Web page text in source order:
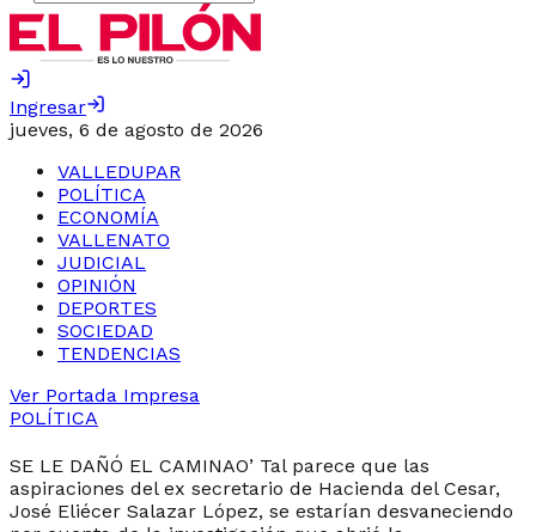
Ingresar
jueves, 6 de agosto de 2026
VALLEDUPAR
POLÍTICA
ECONOMÍA
VALLENATO
JUDICIAL
OPINIÓN
DEPORTES
SOCIEDAD
TENDENCIAS
Ver Portada Impresa
POLÍTICA
SE LE DAÑÓ EL CAMINAO’ Tal parece que las
aspiraciones del ex secretario de Hacienda del Cesar,
José Eliécer Salazar López, se estarían desvaneciendo